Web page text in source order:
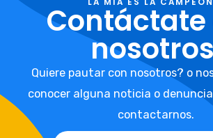
Contáctate
Quiere pautar con nosotros? o
conocer alguna noticia o
contactarnos.